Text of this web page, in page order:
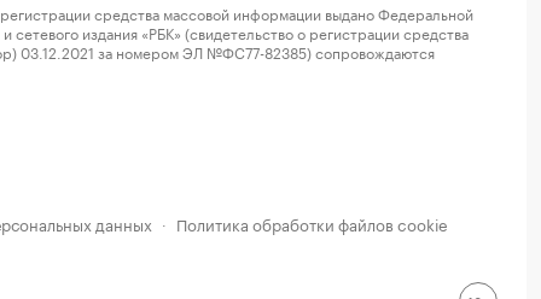
средства массовой информации выдано Федеральной
издания «РБК» (свидетельство о регистрации средства
03.12.2021 за номером ЭЛ №ФС77-82385) сопровождаются
данных · Политика обработки файлов cookie